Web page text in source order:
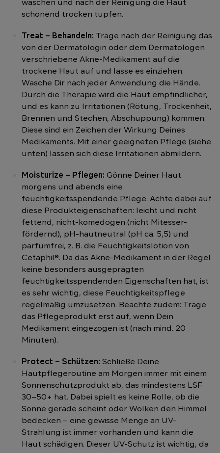
waschen und nach der Reinigung die Haut
schonend trocken tupfen.
Treat – Behandeln: Trage nach der Reinigung das
von der Dermatologin oder dem Dermatologen
verschriebene Akne-Medikament auf die
trockene Haut auf und lasse es einziehen.
Wasche Dir nach jeder Anwendung die Hände.
Durch die Therapie wird die Haut empfindlicher,
und es kann zu Irritationen (Rötung, Trockenheit,
Brennen und Stechen, Abschuppung) kommen.
Diese sind ein Zeichen der Wirkung Deines
Medikaments. Mit einer geeigneten Pflege (siehe
unten) lassen sich diese Irritationen abmildern.
Moisturize – Pflegen: Gönne Deiner Haut
morgens und abends eine
feuchtigkeitsspendende Pflege. Achte dabei auf
diese Produkteigenschaften: leicht und nicht
fettend, nicht-komedogen (nicht Mitesser-
fördernd), pH-hautneutral (pH ca. 5,5) und
parfümfrei, z. B. die Feuchtigkeitslotion von
Cetaphil®. Da das Akne-Medikament in der Regel
keine besonders ausgeprägten
feuchtigkeitsspendenden Eigenschaften hat, ist
es sehr wichtig, diese Feuchtigkeitspflege
regelmäßig umzusetzen. Beachte zudem: Trage
das Pflegeprodukt erst auf, wenn Dein
Medikament eingezogen ist (nach mind. 20
Minuten).
Protect – Schützen: Schließe Deine
Hautpflegeroutine am Morgen immer mit einem
Sonnenschutzprodukt ab, das mindestens LSF
30–50+ hat. Dabei spielt es keine Rolle, ob die
Sonne gerade scheint oder Wolken den Himmel
bedecken – eine gewisse Menge an UV-
Strahlung ist immer vorhanden und kann die
Haut schädigen. Dieser UV-Schutz ist wichtig, da